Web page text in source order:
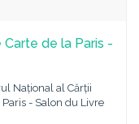
de la Paris -
Național al Cărții
- Salon du Livre